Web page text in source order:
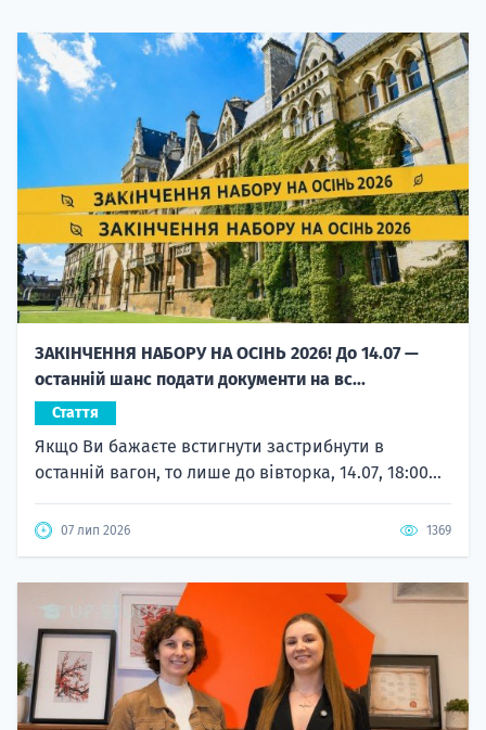
ЗАКІНЧЕННЯ НАБОРУ НА ОСІНЬ 2026! До 14.07 —
останній шанс подати документи на вс...
Стаття
Якщо Ви бажаєте встигнути застрибнути в
останній вагон, то лише до вівторка, 14.07, 18:00...
07 лип 2026 1369